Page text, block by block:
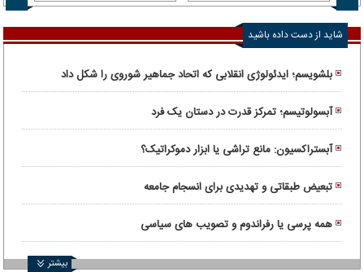
شاید از دست داده باشید
بلشویسم؛ ایدئولوژی انقلابی که اتحاد جماهیر شوروی را شکل داد
آبسولوتیسم؛ تمرکز قدرت در دستان یک فرد
آبستراکسیون: مانع تراشی یا ابزار دموکراتیک؟
تبعیض طبقاتی و تهدیدی برای انسجام جامعه
همه پرسی یا رفراندوم و تصویب های سیاسی
بیشتر